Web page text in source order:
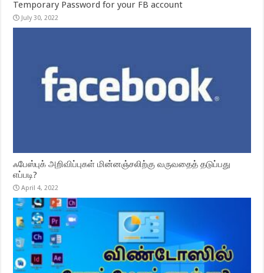
Temporary Password for your FB account
July 30, 2022
ஃபேஸ்புக் அறிவிப்புகள் மின்னஞ்சலிற்கு வருவதைத் தடுப்பது
எப்படி?
April 4, 2022